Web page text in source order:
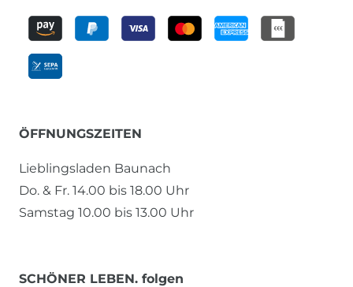
ÖFFNUNGSZEITEN
Lieblingsladen Baunach
Do. & Fr. 14.00 bis 18.00 Uhr
Samstag 10.00 bis 13.00 Uhr
SCHÖNER LEBEN. folgen